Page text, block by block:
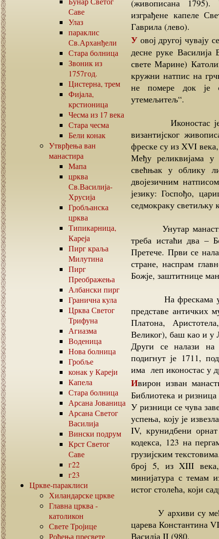
Саве
Улаз
параклис
Св.Арханђели
Стара болница
Звоник из
1757год.
Цистерна, трем
Фијала,
крстионица
Чесма из 17 века
Стара чесма
Бели конак
Утврђења ван
манастира
Мапа
црква
Св.Василија-
Хрусија
Гробљанска
црква
Типикарница,
Кареја
Пирг краља
Милутина
Пирг
Преображења
Албански пирг
Гранична кула
Црква Светог
Трифуна
Агиазма
Воденица
Нова болница
Гробље
конак у Кареји
Капела
Стара болница
Арсана Јованица
Арсана Светог
Василија
Вински подрум
Крст Светог
Саве
г22
г23
Цркве-параклиси
Хиландарске цркве
Главна црква -
католикон
Свете Тројице
Рођења пресвете
(живописана
изграђене капеле
Гаврила (лево).
У овој другој чувају се мошти око 150 светитеља (између осталих део
десне руке Василија
свете Марине)
кружни натпис на
не помере док је
утемељитељ“.
Иконостас је
византијског
фреске су из XVI
Међу реликвијама у
свећњак у облику
двојезичним
језику: Госпођо,
седмокраку светиљку
Унутар
треба истаћи два –
Претече. Први се
стране, наспрам
Божје, заштитнице
На фрескама у
представе античких
Платона,
Великог), баш као и у
Други се налази на
подигнут је 1711,
има леп иконостас у
Ивирон изван манастирских зидина има још десет мањих цркава.
Библиотека и
У ризници се чува
успења, коју је
IV, крунидбени
кодекса, 123 на
грузијским
број 5, из XIII века,
минијатура с темам
истог столећа, који
У архиви су међу
царева Константина
Василја II (980.